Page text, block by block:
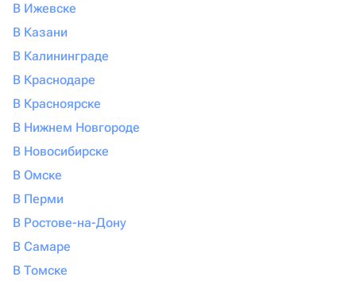
В Ижевске
В Казани
В Калининграде
В Краснодаре
В Красноярске
В Нижнем Новгороде
В Новосибирске
В Омске
В Перми
В Ростове-на-Дону
В Самаре
В Томске